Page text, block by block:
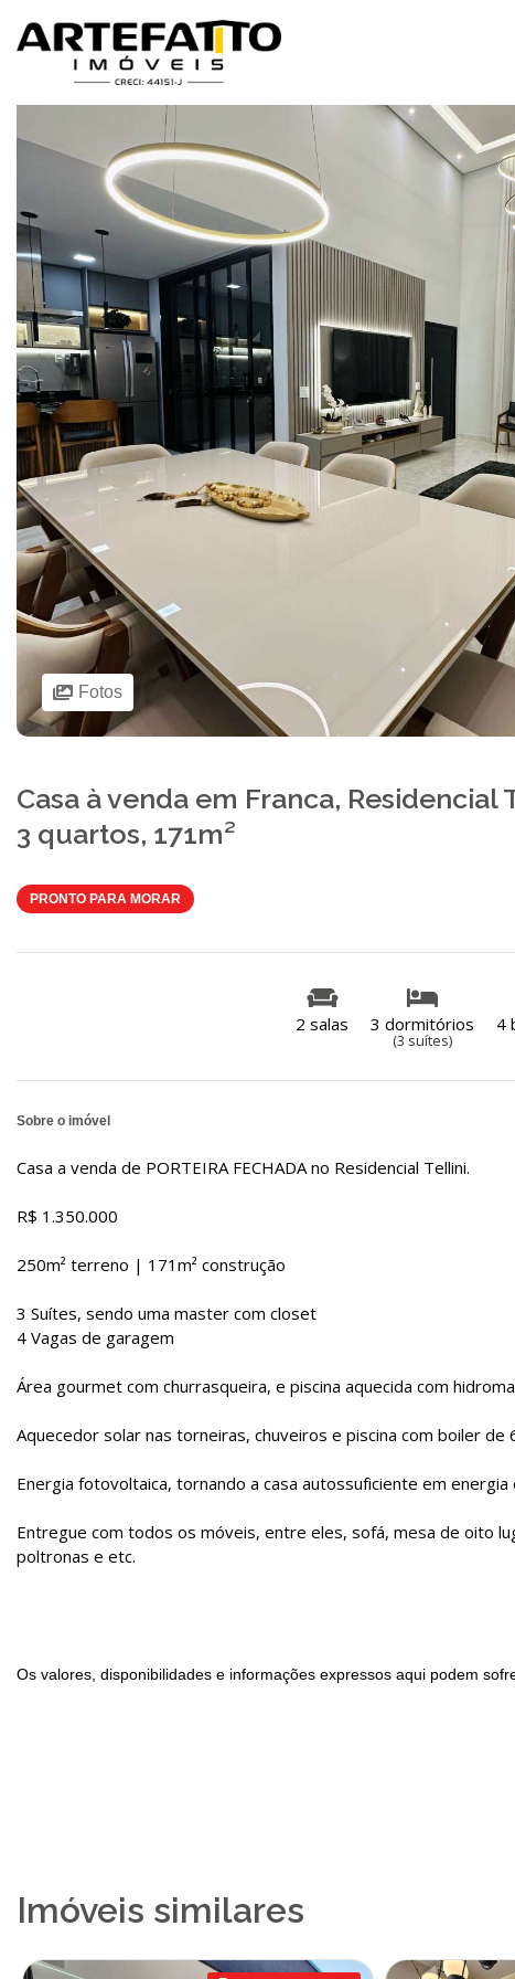
Home / Imóveis à venda / Casa / Casa à venda em Franca,
Fotos
Casa à venda em Franca, Residencial
3 quartos, 171m²
PRONTO PARA MORAR
2 salas 3 dormitórios
(3 suítes)
4
Sobre o imóvel
Casa a venda de PORTEIRA FECHADA no Residencial Tellini.
R$ 1.350.000
250m² terreno | 171m² construção
3 Suítes, sendo uma master com closet
4 Vagas de garagem
Área gourmet com churrasqueira, e piscina aquecida com
Aquecedor solar nas torneiras, chuveiros e piscina com boiler de
Energia fotovoltaica, tornando a casa autossuficiente em energia
Entregue com todos os móveis, entre eles, sofá, mesa de oito
poltronas e etc.
Os valores, disponibilidades e informações expressos aqui podem
Imóveis similares